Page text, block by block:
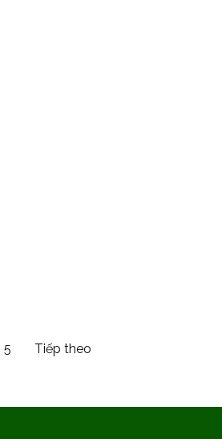
5 Tiếp theo